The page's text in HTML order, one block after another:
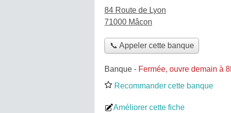
84 Route de Lyon
71000 Mâcon
📞 Appeler cette banque
Banque - Fermée, ouvre demain à
Recommander cette banque
Améliorer cette fiche